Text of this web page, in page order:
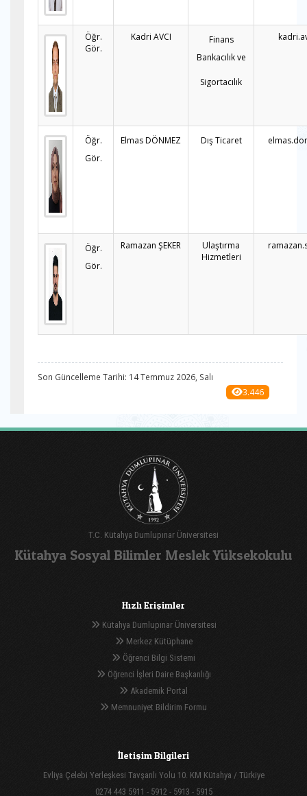
Öğr.
Gör.
Kadri AVCI
Finans
Bankacılık ve
Sigortacılık
Öğr.
Gör.
Elmas DÖNMEZ Dış Ticaret
Öğr.
Gör.
Ramazan ŞEKER
Ulaştırma
Hizmetleri
Son Güncelleme Tarihi: 14 Temmuz 2026, Salı
3.446
T.C. Kütahya Dumlupınar Üniversitesi
Kütahya Sosyal Bilimler Meslek Yüksekokulu
Hızlı Erişimler
Kütahya Dumlupınar Üniversitesi
Merkez Kütüphane
Öğrenci Bilgi Sistemi
Öğrenci İşleri Daire Başkanlığı
Akademik Portal
Memnuniyet Bildirim Formu
İletişim Bilgileri
Evliya Çelebi Yerleşkesi Tavşanlı Yolu 10. KM Kütahya / Türkiye
0274 443 5911 - 5912 - 5913 - 5915